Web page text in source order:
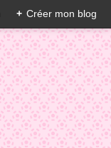
+ Créer mon blog